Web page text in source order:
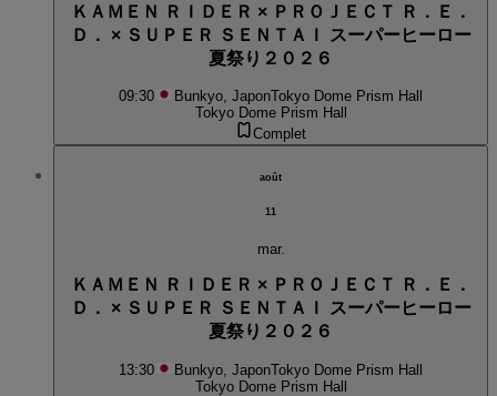
ＫＡＭＥＮ ＲＩＤＥＲ × ＰＲＯＪＥＣＴ Ｒ．Ｅ．
Ｄ． × ＳＵＰＥＲ ＳＥＮＴＡＩ スーパーヒーロー
夏祭り２０２６
09:30 Bunkyo, JaponTokyo Dome Prism Hall
Tokyo Dome Prism Hall
Complet
août
11
mar.
ＫＡＭＥＮ ＲＩＤＥＲ × ＰＲＯＪＥＣＴ Ｒ．Ｅ．
Ｄ． × ＳＵＰＥＲ ＳＥＮＴＡＩ スーパーヒーロー
夏祭り２０２６
13:30 Bunkyo, JaponTokyo Dome Prism Hall
Tokyo Dome Prism Hall